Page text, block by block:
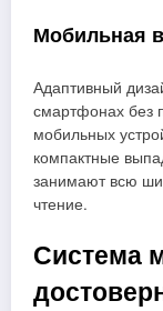
Мобильная
Адаптивный
смартфонах без
мобильных
компактные
занимают всю
чтение.
Система